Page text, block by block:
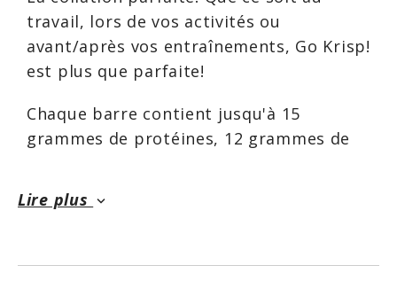
travail, lors de vos activités ou
avant/après vos entraînements, Go Krisp!
est plus que parfaite!
Chaque barre contient jusqu'à 15
grammes de protéines, 12 grammes de
ajoutés.
Lire plus keyboard_arrow_down